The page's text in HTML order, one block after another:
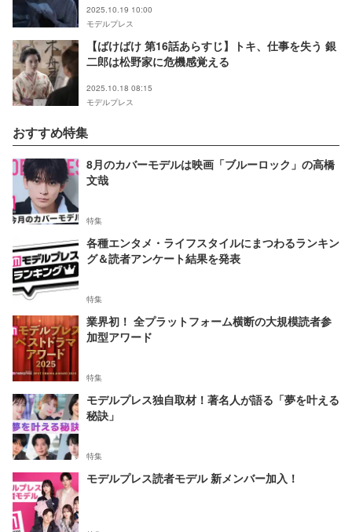
2025.10.19 10:00
モデルプレス
【ばけばけ 第16話あらすじ】トキ、仕事を失う 銀
二郎は松野家に危機感覚える
2025.10.18 08:15
モデルプレス
おすすめ特集
8月のカバーモデルは映画「ブルーロック」の高橋
文哉
特集
各種エンタメ・ライフスタイルにまつわるランキン
グ＆読者アンケート結果を発表
特集
業界初！ 全プラットフォーム横断の大規模読者参
加型アワード
特集
モデルプレス独自取材！著名人が語る「夢を叶える
秘訣」
特集
モデルプレス読者モデル 新メンバー加入！